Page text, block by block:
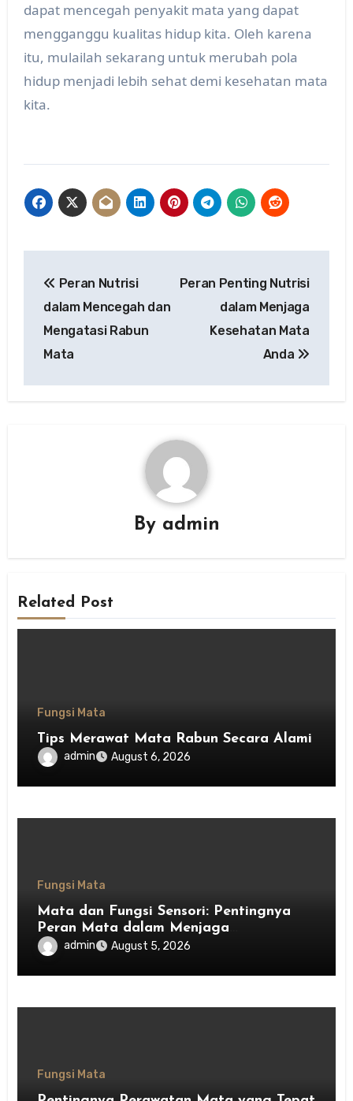
dapat mencegah penyakit mata yang dapat
mengganggu kualitas hidup kita. Oleh karena
itu, mulailah sekarang untuk merubah pola
hidup menjadi lebih sehat demi kesehatan mata
kita.
navigation
Peran Nutrisi
dalam Mencegah dan
Mengatasi Rabun
Mata
Peran Penting Nutrisi
dalam Menjaga
Kesehatan Mata
Anda
By admin
Related Post
Fungsi Mata
Tips Merawat Mata Rabun Secara Alami
admin August 6, 2026
Fungsi Mata
Mata dan Fungsi Sensori: Pentingnya
Peran Mata dalam Menjaga
Keseimbangan Tubuh
admin August 5, 2026
Fungsi Mata